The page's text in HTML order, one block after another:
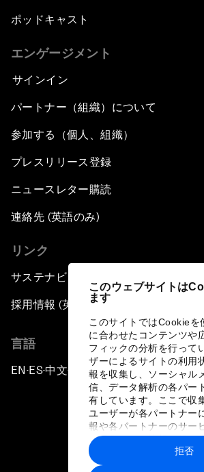
このウェブサイトは
ます
このサイトではCookieを
に合わせたコンテンツや
フィックの分析を行って
ザーによるサイトの利用
報を収集し、ソーシャル
信、データ解析の各パー
有しています。ここで収
ユーザーが各パートナー
報や各パートナーのサー
に収集された情報と組み
トナーによって使用され
す。
拒否
ポッドキャスト
エンゲージメント
サインイン
パートナー（組織）について
参加する（個人、組織）
プレスリリース登録
ニュースレター購読
連絡先 (英語のみ)
リンク
サステナビリティへの取り組み
採用情報 (英語のみ)
言語
EN ▪ ES▪中文▪ 日本語
プライバシーポリシーと利